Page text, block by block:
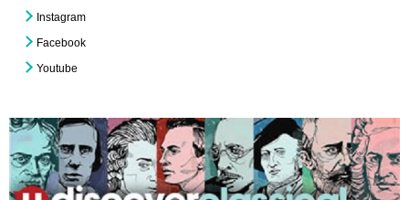
Instagram
Facebook
Youtube